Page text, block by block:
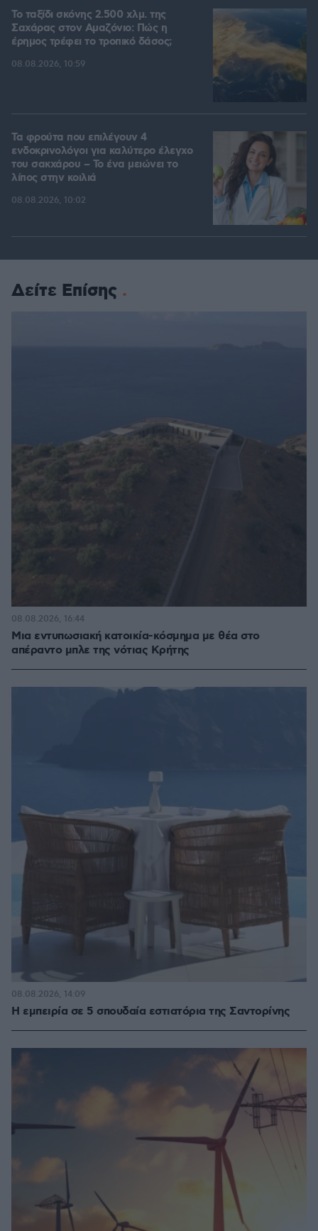
Το ταξίδι σκόνης 2.500 χλμ. της
Σαχάρας στον Αμαζόνιο: Πώς η
έρημος τρέφει το τροπικό δάσος;
08.08.2026, 10:59
Τα φρούτα που επιλέγουν 4
ενδοκρινολόγοι για καλύτερο έλεγχο
του σακχάρου – Το ένα μειώνει το
λίπος στην κοιλιά
08.08.2026, 10:02
Δείτε Επίσης
Μια εντυπωσιακή κατοικία-κόσμημα με θέα στο
απέραντο μπλε της νότιας Κρήτης
08.08.2026, 16:44
Η εμπειρία σε 5 σπουδαία εστιατόρια της Σαντορίνης
08.08.2026, 14:09